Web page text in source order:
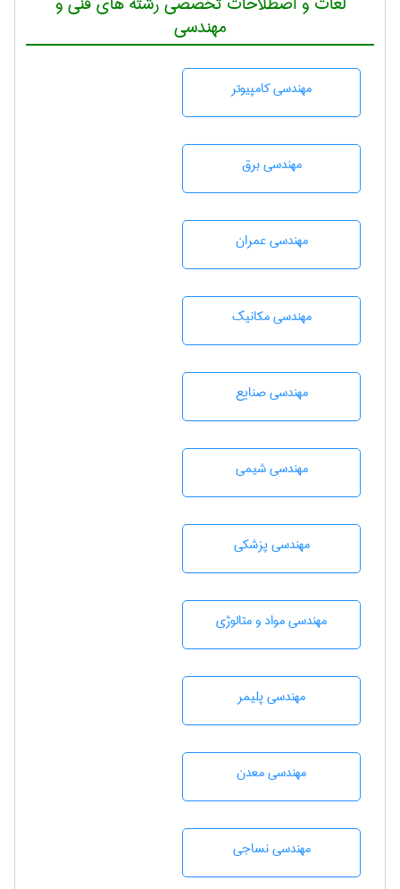
مهندسی
مهندسی كامپيوتر
مهندسی برق
مهندسی عمران
مهندسی مکانیک
مهندسی صنايع
مهندسي شيمی
مهندسی پزشکی
مهندسی مواد و متالوژی
مهندسی پليمر
مهندسی معدن
مهندسي نساجی